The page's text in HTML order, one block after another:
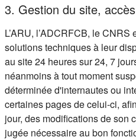
3. Gestion du site,
L’ARU, l’ADCRFCB, le
solutions techniques à leur
au site 24 heures sur 24, 7
néanmoins à tout moment
déterminée d'internautes ou
certaines pages de celui-ci,
jour, des modifications de son
jugée nécessaire au bon